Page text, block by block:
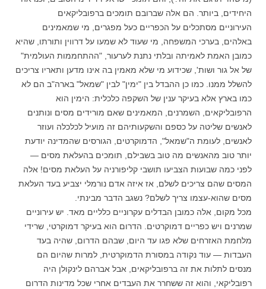
היחידים, ביותר. הם אלה שברובם תומכים ברפובליקאים
העירוניים מסתכלים על הכפריים כעל מפגרים, מי שמאמינים
באלהים, בערכי המשפחה, מי שעוד לא שמעו על דרווין ותורתו, שהיא
כמובן האמת לאמיתה ובלתי נתנת לערעור, "ההתחממות העולמית"
של אל גור ושות', שכידוע מי שלא מאמין בה אינו מדען ותאריו צריכים
להשלל ממנו. כמו כן ההבדל בין "ימין" לבין "שמאל" בארה"ב הם לא
כמו בארץ אלא בעיקר ענין של השקפה כלכלית: הימין הוא
הרפובליקאים, השמרנים, המאמינים שאם מורידים מסים ונותנים
לאנשים שליטה על כספם והשקעותיהם זה מועיל לכלכלה ועוזר
לאנשים, לעומת ה"שמאל", הדמוקרטים, הגורסים שהמדינה יודעת
יותר טוב מהאנשים מה טוב בשבילם, תומכים בהעלאת מסים —
לפני כמה שבועות הצביעו תושבי קליפורניה על העלאת מסים! אלה
המסים שהם צריכים לשלם, אז איזה אדם נורמלי יצביע בעד העלאת
מסים שהוא-עצמו צריך לשלם? נשגב הדבר מבינתי.
מכל מקום, אלה כמובן הבדלים עקרוניים כלליים מאד. יש עירוניים
שמרנים ויש כפריים דמוקרטים. הדרום הוא בעיקר דמוקרטי, שרידי
מלחמת האזרחים שלא פגו עד היום, שבהם הדרום, שהיה בעד
העבדות — עוד נקודה במסורת הדמוקרטית, למרות שהיום הם
מנסים לתלות את זה ברפובליקאים, אבל אברהם לינקולן היה
רפובליקאי, והוא זה ששחרר את העבדים אחרי שכל מדינות הדרום